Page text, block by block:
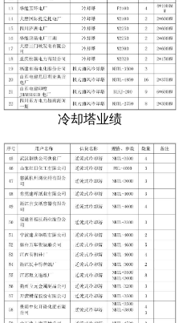
冷却塔业绩